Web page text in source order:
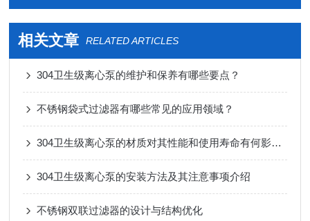
相关文章 RELATED ARTICLES
304卫生级离心泵的维护和保养有哪些要点？
不锈钢袋式过滤器有哪些常见的应用领域？
304卫生级离心泵的材质对其性能和使用寿命有何影响？
304卫生级离心泵的安装方法及其注意事项介绍
不锈钢双联过滤器的设计与结构优化